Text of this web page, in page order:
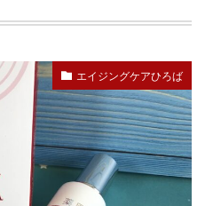
エイジングケアひろば